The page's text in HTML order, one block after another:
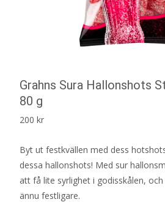
Grahns Sura Hallonshots
80 g
200 kr
Byt ut festkvällen med dess
dessa hallonshots! Med sur
att få lite syrlighet i godisskålen,
ännu festligare.